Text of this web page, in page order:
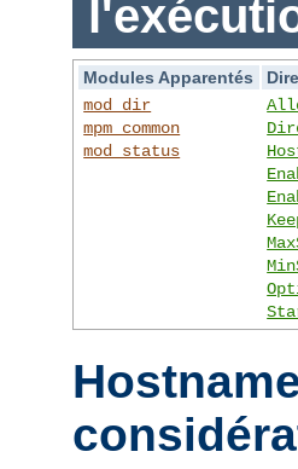
Modules Apparentés
mod_dir
mpm_common
mod_status